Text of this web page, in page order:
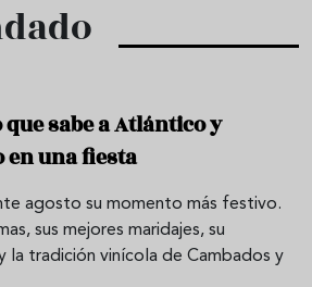
sabe a Atlántico y
en una fiesta
agosto su momento más festivo.
sus mejores maridajes, su
la tradición vinícola de Cambados y